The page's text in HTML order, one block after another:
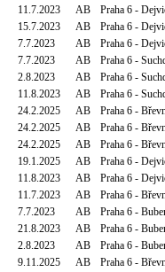
11.7.2023 AB
Praha 6 -
15.7.2023 AB
Praha 6 -
7.7.2023 AB
Praha 6 -
7.7.2023 AB
Praha 6 -
2.8.2023 AB
Praha 6 -
11.8.2023 AB
Praha 6 -
24.2.2025 AB
Praha 6 -
24.2.2025 AB
Praha 6 -
24.2.2025 AB
Praha 6 -
19.1.2025 AB
Praha 6 -
11.8.2023 AB
Praha 6 -
11.7.2023 AB
Praha 6 -
7.7.2023 AB
Praha 6 -
21.8.2023 AB
Praha 6 -
2.8.2023 AB
Praha 6 -
9.11.2025 AB
Praha 6 -